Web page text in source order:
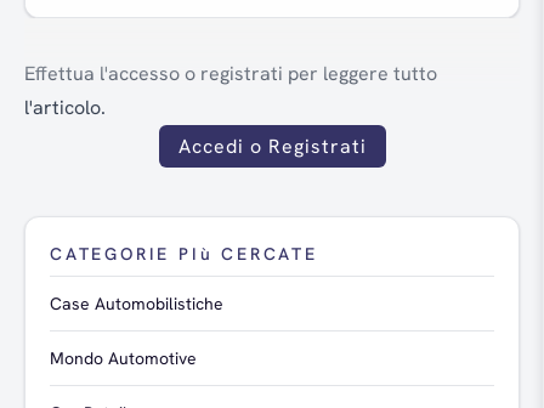
Effettua l'accesso o registrati per leggere tutto
l'articolo.
Accedi o Registrati
CATEGORIE PIù CERCATE
Case Automobilistiche
Mondo Automotive